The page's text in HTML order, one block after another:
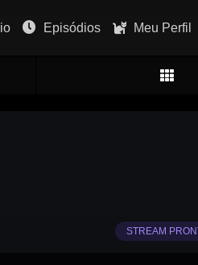
Episódios Meu Perfil
STREAM